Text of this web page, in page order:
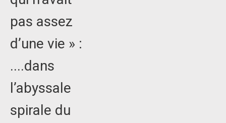
pas assez
d’une vie » :
....dans
l’abyssale
spirale du